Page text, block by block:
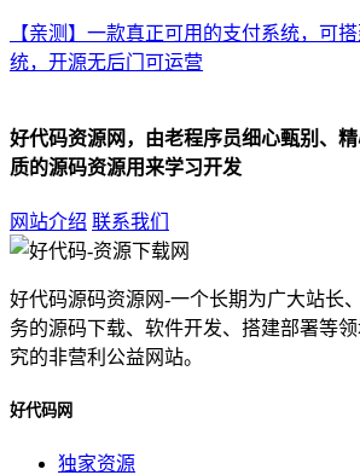
【亲测】一款真正可用的支付系统，可
统，开源无后门可运营
好代码资源网，由老程序员细心甄别、
质的源码资源用来学习开发
网站介绍 联系我们
好代码源码资源网-一个长期为广大站长
务的源码下载、软件开发、搭建部署等
究的非营利公益网站。
好代码网
独家资源